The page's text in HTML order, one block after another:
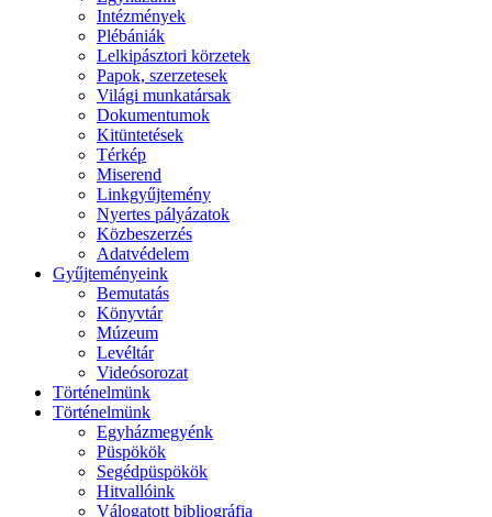
Intézmények
Plébániák
Lelkipásztori körzetek
Papok, szerzetesek
Világi munkatársak
Dokumentumok
Kitüntetések
Térkép
Miserend
Linkgyűjtemény
Nyertes pályázatok
Közbeszerzés
Adatvédelem
Gyűjteményeink
Bemutatás
Könyvtár
Múzeum
Levéltár
Videósorozat
Történelmünk
Történelmünk
Egyházmegyénk
Püspökök
Segédpüspökök
Hitvallóink
Válogatott bibliográfia